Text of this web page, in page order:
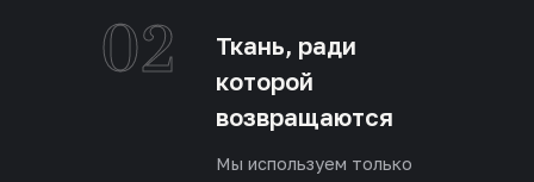
02
Ткань, ради
которой
возвращаются
Мы используем только